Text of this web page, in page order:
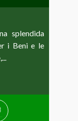
splendida
i Beni e le